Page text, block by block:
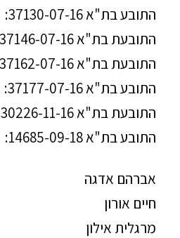
התובע בת"א 37130-07-16:
התובעת בת"א 37146-07-16:
התובעת בת"א 37162-07-16:
התובע בת"א 37177-07-16:
התובעת בת"א 30226-11-16:
התובע בת"א 14685-09-18:
אברהם אדגה
חיים אורון
מרגלית אילון